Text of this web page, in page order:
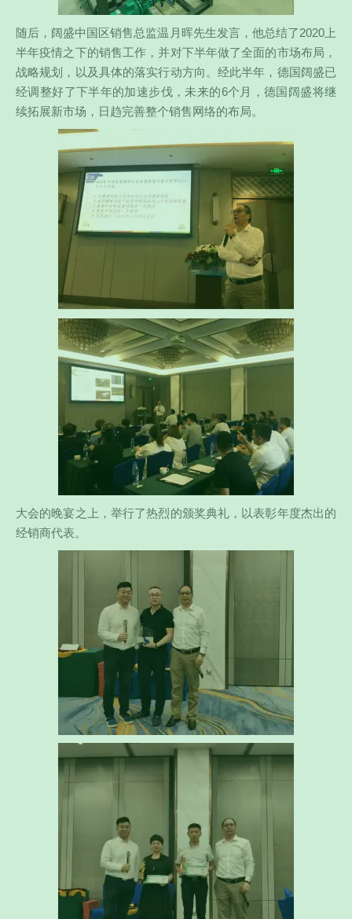
随后，阔盛中国区销售总监温月晖先生发言，他总结了2020上
半年疫情之下的销售工作，并对下半年做了全面的市场布局，
战略规划，以及具体的落实行动方向。经此半年，德国阔盛已
经调整好了下半年的加速步伐，未来的6个月，德国阔盛将继
续拓展新市场，日趋完善整个销售网络的布局。
大会的晚宴之上，举行了热烈的颁奖典礼，以表彰年度杰出的
经销商代表。